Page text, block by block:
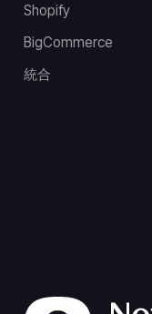
Shopify
BigCommerce
統合